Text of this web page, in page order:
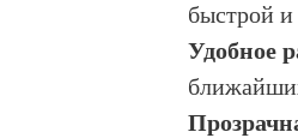
быстрой и
Удобное